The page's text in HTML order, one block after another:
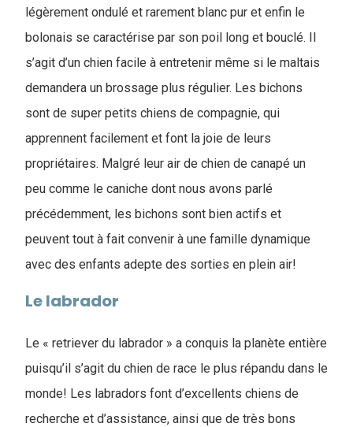
légèrement ondulé et rarement blanc pur et enfin le
bolonais se caractérise par son poil long et bouclé. Il
s’agit d’un chien facile à entretenir même si le maltais
demandera un brossage plus régulier. Les bichons
sont de super petits chiens de compagnie, qui
apprennent facilement et font la joie de leurs
propriétaires. Malgré leur air de chien de canapé un
peu comme le caniche dont nous avons parlé
précédemment, les bichons sont bien actifs et
peuvent tout à fait convenir à une famille dynamique
avec des enfants adepte des sorties en plein air!
Le labrador
Le « retriever du labrador » a conquis la planète entière
puisqu’il s’agit du chien de race le plus répandu dans le
monde! Les labradors font d’excellents chiens de
recherche et d’assistance, ainsi que de très bons